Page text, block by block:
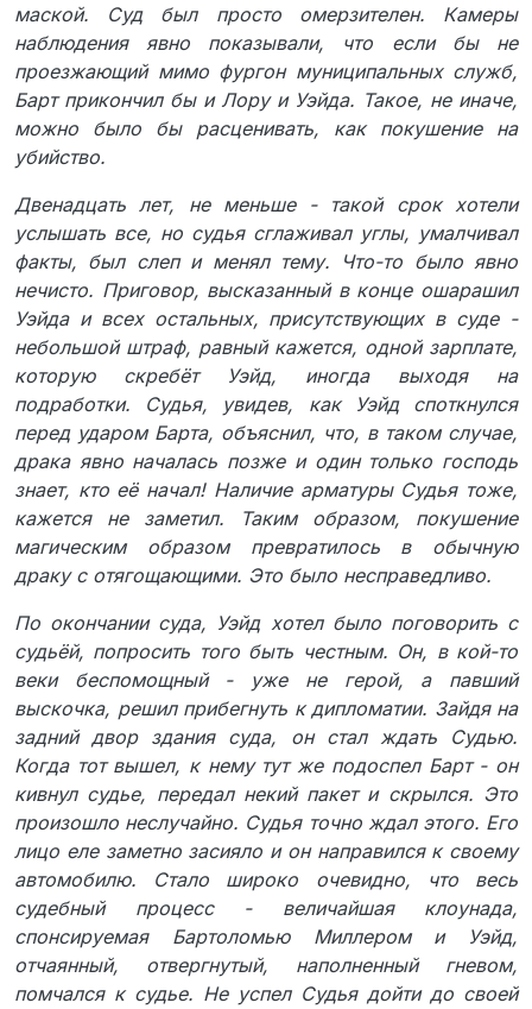
маской. Суд был просто омерзителен. Камеры
наблюдения явно показывали, что если бы не
проезжающий мимо фургон муниципальных служб,
Барт прикончил бы и Лору и Уэйда. Такое, не иначе,
можно было бы расценивать, как покушение на
убийство.
Двенадцать лет, не меньше - такой срок хотели
услышать все, но судья сглаживал углы, умалчивал
факты, был слеп и менял тему. Что-то было явно
нечисто. Приговор, высказанный в конце ошарашил
Уэйда и всех остальных, присутствующих в суде -
небольшой штраф, равный кажется, одной зарплате,
которую скребёт Уэйд, иногда выходя на
подработки. Судья, увидев, как Уэйд споткнулся
перед ударом Барта, объяснил, что, в таком случае,
драка явно началась позже и один только господь
знает, кто её начал! Наличие арматуры Судья тоже,
кажется не заметил. Таким образом, покушение
магическим образом превратилось в обычную
драку с отягощающими. Это было несправедливо.
По окончании суда, Уэйд хотел было поговорить с
судьёй, попросить того быть честным. Он, в кой-то
веки беспомощный - уже не герой, а павший
выскочка, решил прибегнуть к дипломатии. Зайдя на
задний двор здания суда, он стал ждать Судью.
Когда тот вышел, к нему тут же подоспел Барт - он
кивнул судье, передал некий пакет и скрылся. Это
произошло неслучайно. Судья точно ждал этого. Его
лицо еле заметно засияло и он направился к своему
автомобилю. Стало широко очевидно, что весь
судебный процесс - величайшая клоунада,
спонсируемая Бартоломью Миллером и Уэйд,
отчаянный, отвергнутый, наполненный гневом,
помчался к судье. Не успел Судья дойти до своей